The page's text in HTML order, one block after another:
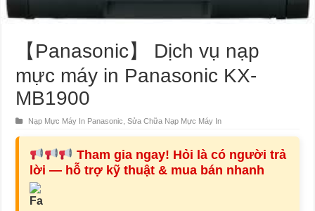
【Panasonic】 Dịch vụ nạp
mực máy in Panasonic KX-
MB1900
Nạp Mực Máy In Panasonic ,Sửa Chữa Nạp Mực Máy In
Tham gia ngay! Hỏi là có người trả
lời — hỗ trợ kỹ thuật & mua bán nhanh